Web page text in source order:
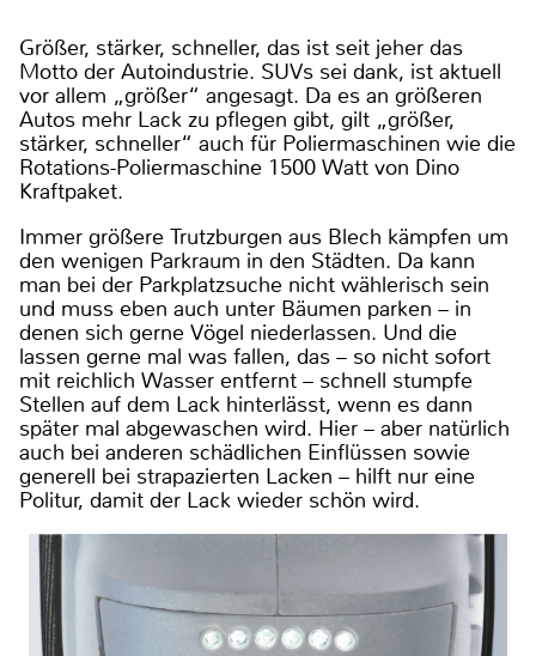
Größer, stärker, schneller, das ist seit jeher das
Motto der Autoindustrie. SUVs sei dank, ist aktuell
vor allem „größer“ angesagt. Da es an größeren
Autos mehr Lack zu pflegen gibt, gilt „größer,
stärker, schneller“ auch für Poliermaschinen wie die
Rotations-Poliermaschine 1500 Watt von Dino
Kraftpaket.
Immer größere Trutzburgen aus Blech kämpfen um
den wenigen Parkraum in den Städten. Da kann
man bei der Parkplatzsuche nicht wählerisch sein
und muss eben auch unter Bäumen parken – in
denen sich gerne Vögel niederlassen. Und die
lassen gerne mal was fallen, das – so nicht sofort
mit reichlich Wasser entfernt – schnell stumpfe
Stellen auf dem Lack hinterlässt, wenn es dann
später mal abgewaschen wird. Hier – aber natürlich
auch bei anderen schädlichen Einflüssen sowie
generell bei strapazierten Lacken – hilft nur eine
Politur, damit der Lack wieder schön wird.